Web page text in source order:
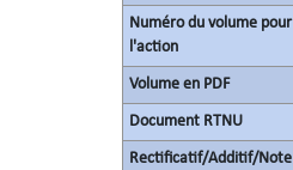
Numéro du volume pour
l'action
Volume en PDF
Document RTNU
Rectificatif/Additif/Note